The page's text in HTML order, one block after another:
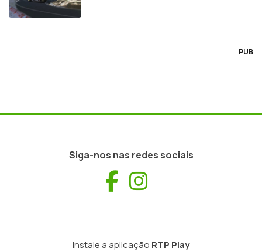
PUB
Siga-nos nas redes sociais
Facebook
Instale a aplicação RTP Play